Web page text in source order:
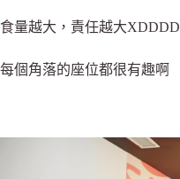
食量越大，責任越大XDDDD
每個角落的座位都很有趣啊